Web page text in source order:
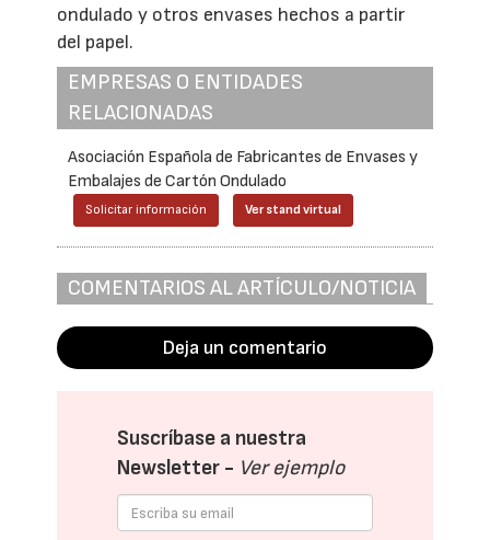
ondulado y otros envases hechos a partir
del papel.
EMPRESAS O ENTIDADES
RELACIONADAS
Asociación Española de Fabricantes de Envases y
Embalajes de Cartón Ondulado
Solicitar información Ver stand virtual
COMENTARIOS AL ARTÍCULO/NOTICIA
Deja un comentario
Suscríbase a nuestra
Newsletter - Ver ejemplo